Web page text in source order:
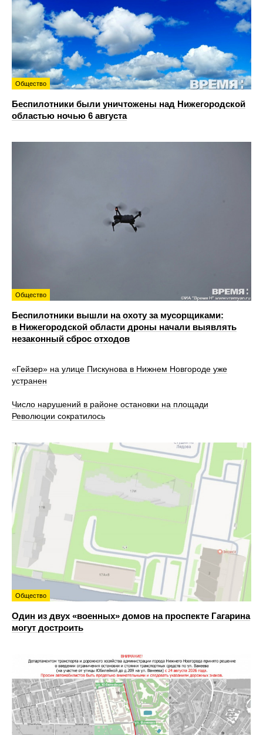
Общество
Беспилотники были уничтожены над Нижегородской
областью ночью 6 августа
Общество
Беспилотники вышли на охоту за мусорщиками:
в Нижегородской области дроны начали выявлять
незаконный сброс отходов
«Гейзер» на улице Пискунова в Нижнем Новгороде уже
устранен
Число нарушений в районе остановки на площади
Революции сократилось
Общество
Один из двух «военных» домов на проспекте Гагарина
могут достроить